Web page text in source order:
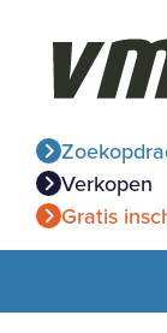
Verkopen
Gratis